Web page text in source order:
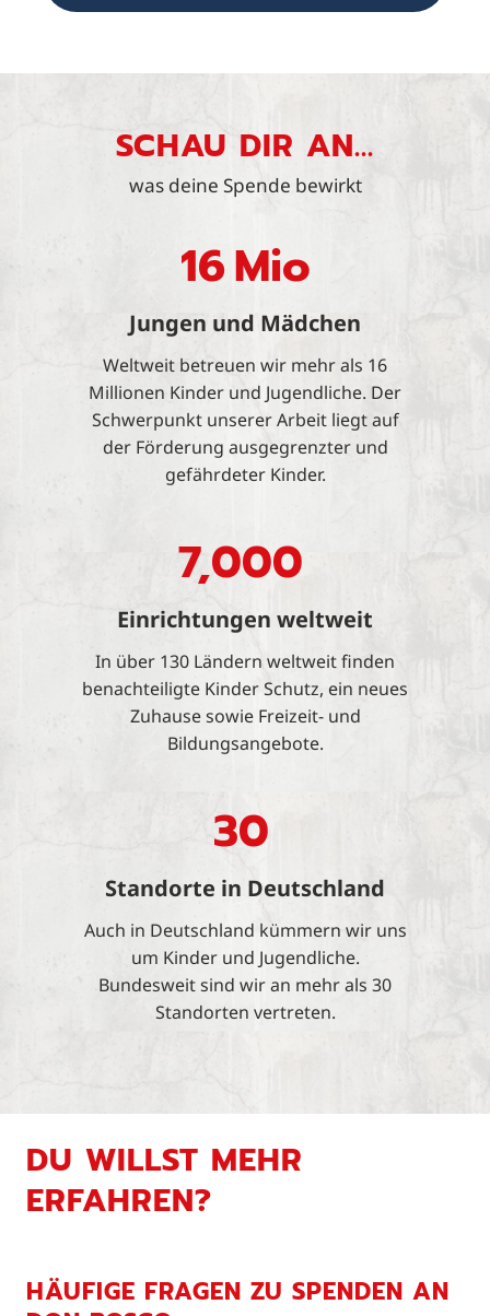
SCHAU DIR AN...
was deine Spende bewirkt
16Mio
Jungen und Mädchen
Weltweit betreuen wir mehr als 16
Millionen Kinder und Jugendliche. Der
Schwerpunkt unserer Arbeit liegt auf
der Förderung ausgegrenzter und
gefährdeter Kinder.
7,000
Einrichtungen weltweit
In über 130 Ländern weltweit finden
benachteiligte Kinder Schutz, ein neues
Zuhause sowie Freizeit- und
Bildungsangebote.
30
Standorte in Deutschland
Auch in Deutschland kümmern wir uns
um Kinder und Jugendliche.
Bundesweit sind wir an mehr als 30
Standorten vertreten.
DU WILLST MEHR
ERFAHREN?
HÄUFIGE FRAGEN ZU SPENDEN AN